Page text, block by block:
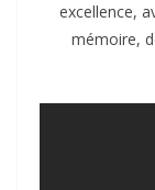
excellence,
mémoire,